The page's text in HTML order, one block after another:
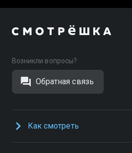
Возникли вопросы?
Обратная связь
Как смотреть